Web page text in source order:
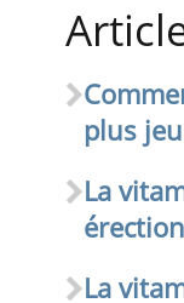
plus
La
La